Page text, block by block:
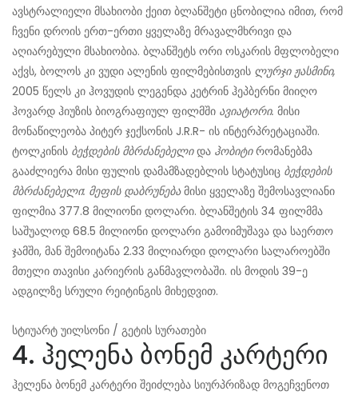
ავსტრალიელი მსახიობი ქეით ბლანშეტი ცნობილია იმით, რომ
ჩვენი დროის ერთ-ერთი ყველაზე მრავალმხრივი და
აღიარებული მსახიობია. ბლანშეტს ორი ოსკარის მფლობელი
აქვს, ბოლოს კი ვუდი ალენის ფილმებისთვის ლურჯი ჟასმინი,
2005 წელს კი ჰოვუდის ლეგენდა კეტრინ ჰეპბერნი მიიღო
ჰოვარდ ჰიუზის ბიოგრაფიულ ფილმში ავიატორი. მისი
მონაწილეობა პიტერ ჯექსონის J.R.R- ის ინტერპრეტაციაში.
ტოლკინის ბეჭდების მბრძანებელიდა ჰობიტირომანებმა
გააძლიერა მისი ფულის დამამზადებლის სტატუსიც ბეჭდების
მბრძანებელი: მეფის დაბრუნებამისი ყველაზე შემოსავლიანი
ფილმია 377.8 მილიონი დოლარი. ბლანშეტის 34 ფილმმა
საშუალოდ 68.5 მილიონი დოლარი გამოიმუშავა და საერთო
ჯამში, მან შემოიტანა 2.33 მილიარდი დოლარი სალაროებში
მთელი თავისი კარიერის განმავლობაში. ის მოდის 39-ე
ადგილზე სრული რეიტინგის მიხედვით.
სტიუარტ უილსონი / გეტის სურათები
4. ჰელენა ბონემ კარტერი
ჰელენა ბონემ კარტერი შეიძლება სიურპრიზად მოგეჩვენოთ